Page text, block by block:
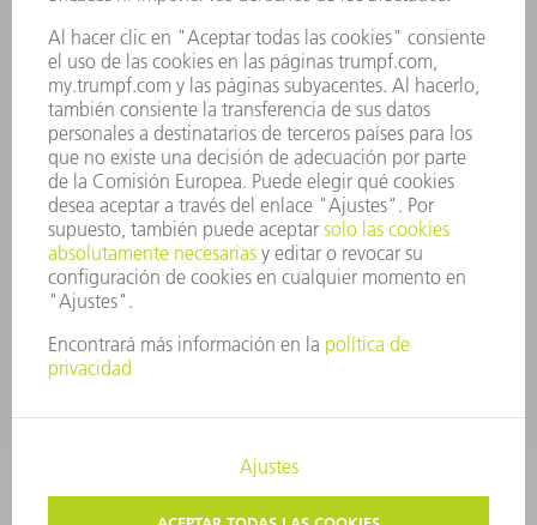
INFORME ANUAL
PRINCIPIOS CORPORATIVOS
CUMPLIMIENTO
SISTEMA DE INFORMADORES
SEGURIDAD
COMUNICADOS DE PRENSA
REVISTAS
SOSTENIBILIDAD
MEDIO AMBIENTE Y CLIMA
SOCIEDAD Y EMPRESA
GESTIÓN EMPRESARIAL
PROTECCIÓN DE DATOS
COPYRIGHT Y MARCA REGISTRADA